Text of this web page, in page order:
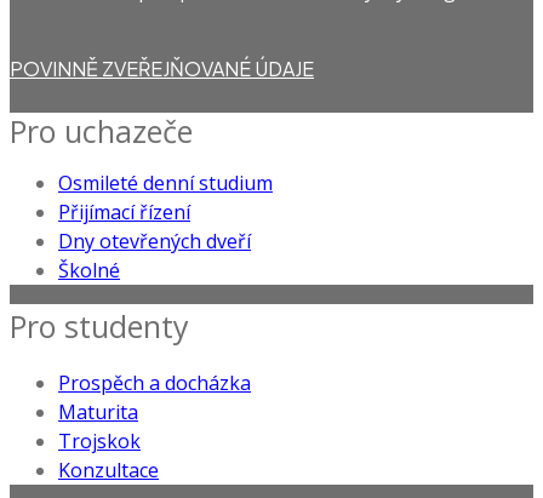
POVINNĚ ZVEŘEJŇOVANÉ ÚDAJE
Pro uchazeče
Osmileté denní studium
Přijímací řízení
Dny otevřených dveří
Školné
Pro studenty
Prospěch a docházka
Maturita
Trojskok
Konzultace